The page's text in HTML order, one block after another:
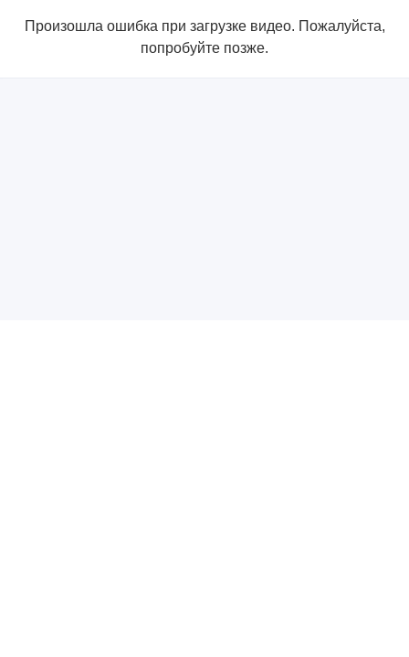
Произошла ошибка при загрузке видео. Пожалуйста,
попробуйте позже.